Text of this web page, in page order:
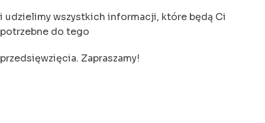
i udzielimy wszystkich informacji, które będą Ci
potrzebne do tego
przedsięwzięcia. Zapraszamy!